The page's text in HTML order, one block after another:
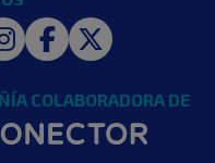
Instagram
FacebookTwitter
COLABORADORA DE